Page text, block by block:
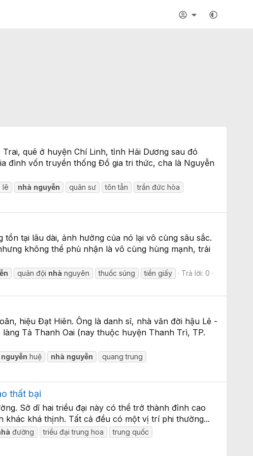
quê ở huyện Chí Linh, tỉnh Hải Dương sau đó
đình vốn truyền thống Đồ gia tri thức, cha là Nguyễn
lê nhà nguyễn quân sư tôn tẫn
trần đức hòa
tại lâu dài, ảnh hưởng của nó lại vô cùng sâu sắc.
không thể phủ nhận là vô cùng hùng mạnh, trải
quân đội nhà nguyên thuốc súng tiền giấy
Trả lời: 0
hiệu Đạt Hiên. Ông là danh sĩ, nhà văn đời hậu Lê -
Tả Thanh Oai (nay thuộc huyện Thanh Trì, TP.
nguyễn huệ nhà nguyễn
quang trung
thất bại
Sở dĩ hai triều đại này có thể trở thành đỉnh cao
khác khá thịnh. Tất cả đều có một vị trí phi thường...
đường triều đại trung hoa
trung quốc